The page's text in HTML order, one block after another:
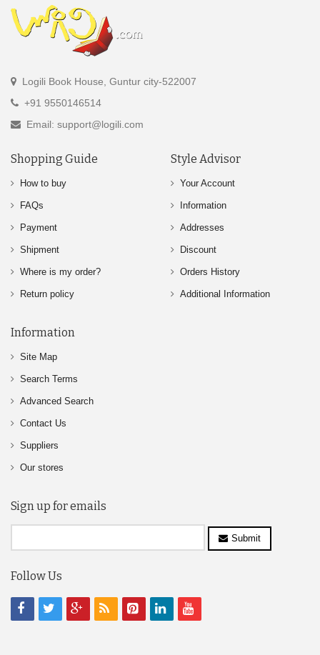
Logili Book House, Guntur city-522007
+91 9550146514
Email: support@logili.com
Shopping Guide
How to buy
FAQs
Payment
Shipment
Where is my order?
Return policy
Style Advisor
Your Account
Information
Addresses
Discount
Orders History
Additional Information
Information
Site Map
Search Terms
Advanced Search
Contact Us
Suppliers
Our stores
Sign up for emails
Submit
Follow Us